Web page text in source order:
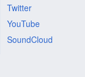
Twitter
YouTube
SoundCloud